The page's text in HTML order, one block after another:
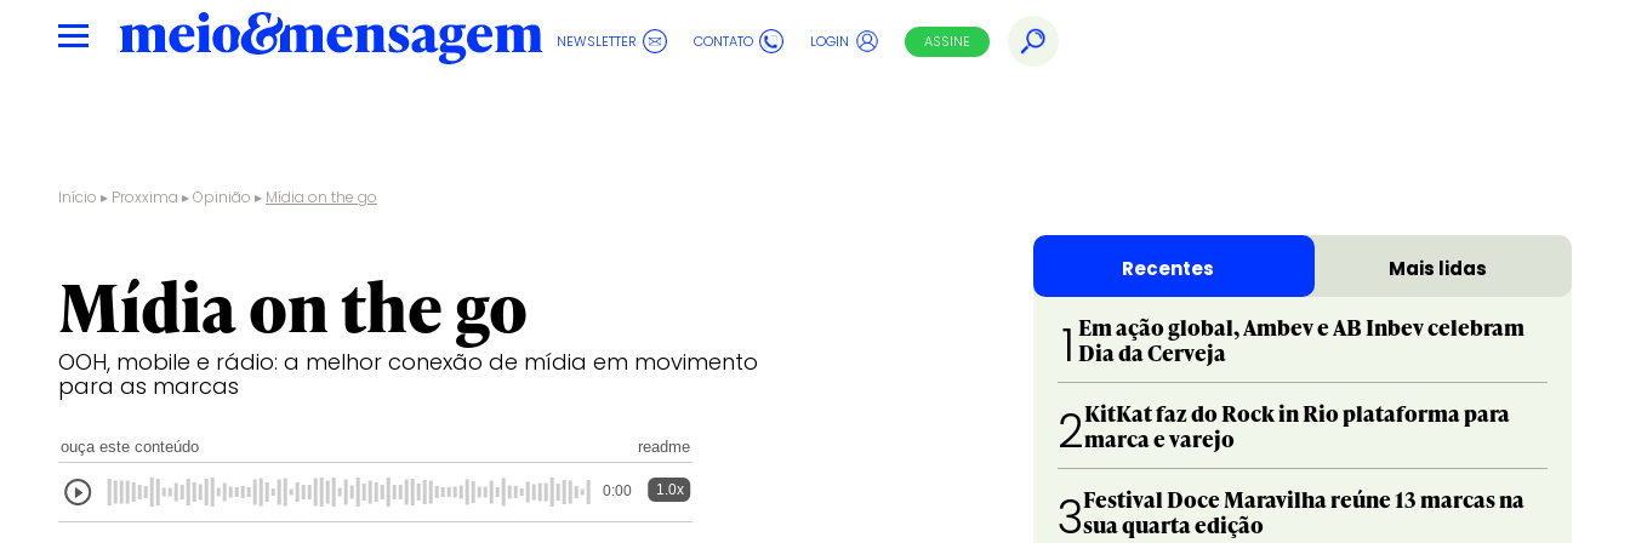
NEWSLETTER CONTATO LOGIN ASSINE
Início ▸ Proxxima ▸Opinião ▸ Mídia on the go
Mídia on the go
OOH, mobile e rádio: a melhor conexão de mídia em movimento
para as marcas
ouça este conteúdo readme
0:00 1.0x
Recentes Mais lidas
1 Em ação global, Ambev e AB Inbev celebram
Dia da Cerveja
2KitKat faz do Rock in Rio plataforma para
marca e varejo
3Festival Doce Maravilha reúne 13 marcas na
sua quarta edição